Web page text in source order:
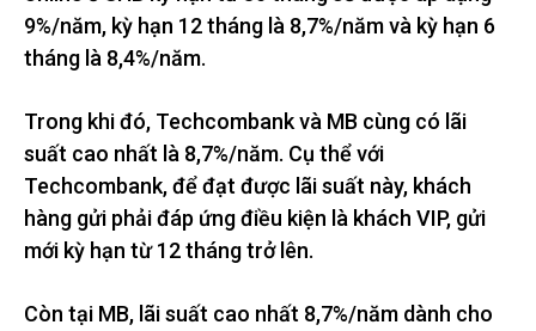
9%/năm, kỳ hạn 12 tháng là 8,7%/năm và kỳ hạn 6
tháng là 8,4%/năm.
Trong khi đó, Techcombank và MB cùng có lãi
suất cao nhất là 8,7%/năm. Cụ thể với
Techcombank, để đạt được lãi suất này, khách
hàng gửi phải đáp ứng điều kiện là khách VIP, gửi
mới kỳ hạn từ 12 tháng trở lên.
Còn tại MB, lãi suất cao nhất 8,7%/năm dành cho